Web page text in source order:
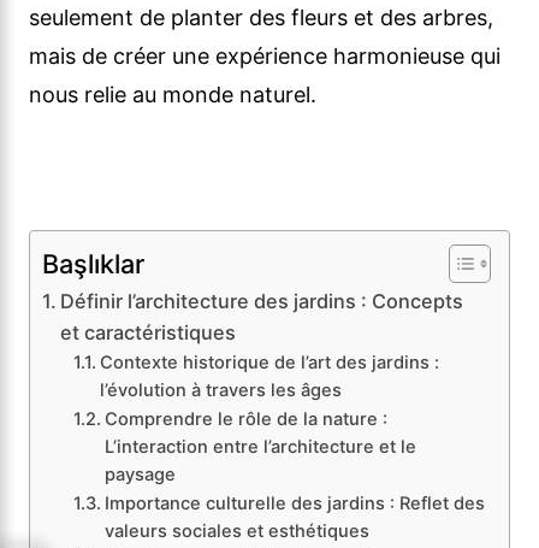
seulement de planter des fleurs et des arbres,
mais de créer une expérience harmonieuse qui
nous relie au monde naturel.
Başlıklar
Définir l’architecture des jardins : Concepts
et caractéristiques
Contexte historique de l’art des jardins :
l’évolution à travers les âges
Comprendre le rôle de la nature :
L’interaction entre l’architecture et le
paysage
Importance culturelle des jardins : Reflet des
valeurs sociales et esthétiques